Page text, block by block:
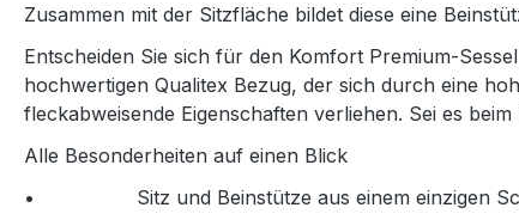
Zusammen mit der Sitzfläche bildet diese eine
Entscheiden Sie sich für den Komfort Premium-
hochwertigen Qualitex Bezug, der sich durch eine
fleckabweisende Eigenschaften verliehen. Sei es
Alle Besonderheiten auf einen Blick
• Sitz und Beinstütze aus einem einzigen